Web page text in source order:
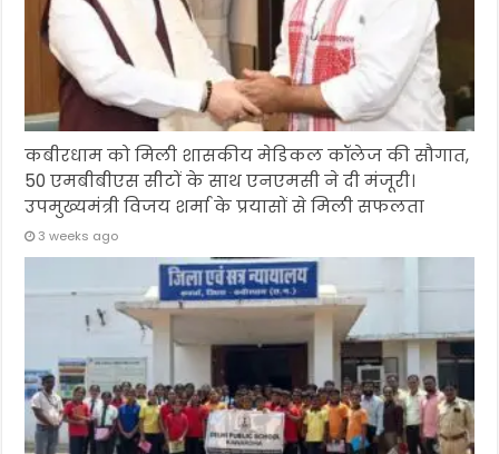
कबीरधाम को मिली शासकीय मेडिकल कॉलेज की सौगात,
50 एमबीबीएस सीटों के साथ एनएमसी ने दी मंजूरी।
उपमुख्यमंत्री विजय शर्मा के प्रयासों से मिली सफलता
3 weeks ago